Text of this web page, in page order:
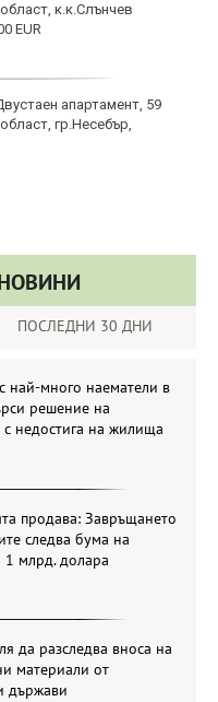
к.к.Слънчев
EUR
апартамент, 59
гр.Несебър,
ПОСЛЕДНИ 30 ДНИ
най-много наематели в
решение на
недостига на жилища
продава: Завръщането
следва бума на
1 млрд. долара
да разследва вноса на
материали от
държави